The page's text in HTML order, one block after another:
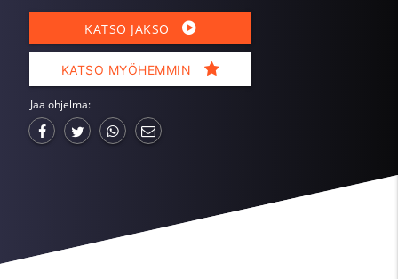
KATSO JAKSO
KATSO MYÖHEMMIN
Jaa ohjelma: